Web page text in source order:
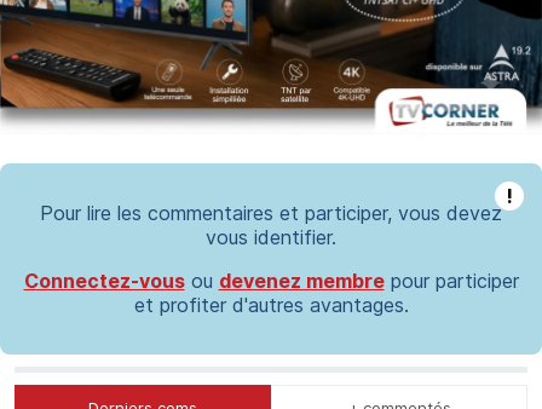
!
Pour lire les commentaires et participer, vous devez
vous identifier.
Connectez-vousou devenez membrepour participer
et profiter d'autres avantages.